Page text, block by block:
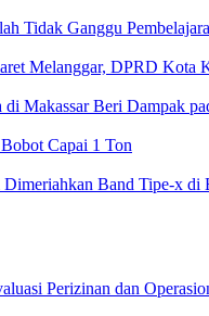
Tidak Ganggu
Melanggar, DPRD Kota
Makassar Beri Dampak
Capai 1 Ton
Dimeriahkan Band Tipe-x
Perizinan dan